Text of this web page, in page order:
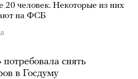
человек. Некоторые из них
на ФСБ
снять
в Госдуму